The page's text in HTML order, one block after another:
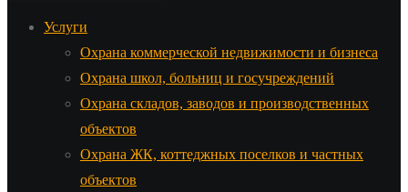
Услуги
Охрана коммерческой недвижимости и бизнеса
Охрана школ, больниц и госучреждений
Охрана складов, заводов и производственных
объектов
Охрана ЖК, коттеджных поселков и частных
объектов